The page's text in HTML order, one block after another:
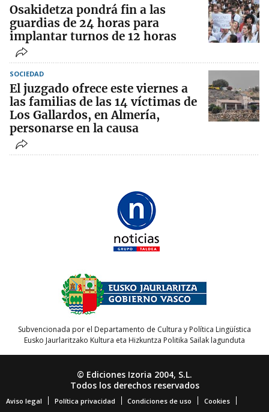
Osakidetza pondrá fin a las
guardias de 24 horas para
implantar turnos de 12 horas
SOCIEDAD
El juzgado ofrece este viernes a
las familias de las 14 víctimas de
Los Gallardos, en Almería,
personarse en la causa
Subvencionada por el Departamento de Cultura y Política Lingüística
Eusko Jaurlaritzako Kultura eta Hizkuntza Politika Sailak lagunduta
© Ediciones Izoria 2004, S.L.
Todos los derechos reservados
Aviso legal Política privacidad Condiciones de uso Cookies